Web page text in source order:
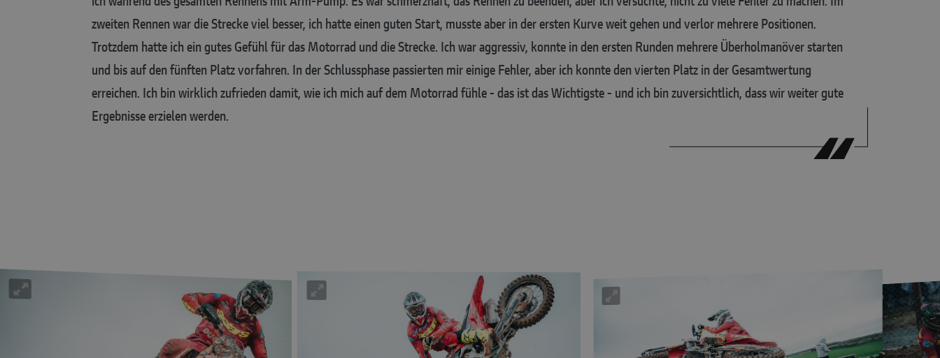
zweiten Rennen war die Strecke viel besser, ich hatte einen guten Start, musste aber in der ersten Kurve weit gehen und verlor mehrere Positionen.
Trotzdem hatte ich ein gutes Gefühl für das Motorrad und die Strecke. Ich war aggressiv, konnte in den ersten Runden mehrere Überholmanöver starten
und bis auf den fünften Platz vorfahren. In der Schlussphase passierten mir einige Fehler, aber ich konnte den vierten Platz in der Gesamtwertung
erreichen. Ich bin wirklich zufrieden damit, wie ich mich auf dem Motorrad fühle - das ist das Wichtigste - und ich bin zuversichtlich, dass wir weiter gute
Ergebnisse erzielen werden.